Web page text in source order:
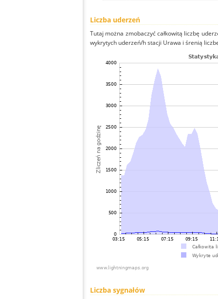
Liczba uderzeń
Tutaj można zmobaczyć całkowitą liczbę
wykrytych uderzeń/h stacji Urawa i śrenią
Liczba sygnałów